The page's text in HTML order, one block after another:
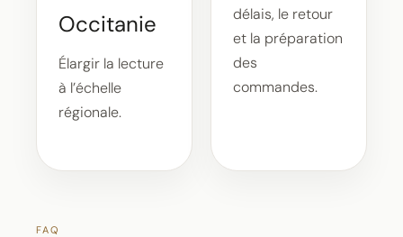
Occitanie
Élargir la lecture
à l’échelle
régionale.
délais, le retour
et la préparation
des
commandes.
FAQ